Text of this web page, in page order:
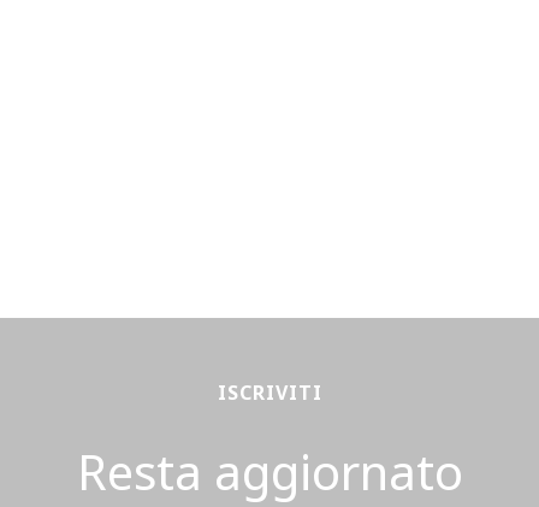
ISCRIVITI
Resta aggiornato